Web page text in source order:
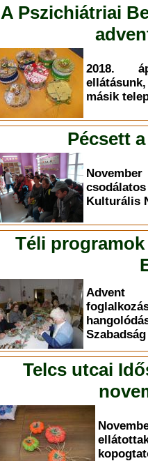
A Pszichiátriai
2018.
másik
Pécsett
Kulturális
Téli
Advent
Telcs utcai